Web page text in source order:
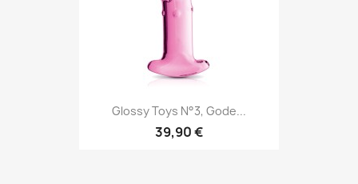
Glossy Toys N°3, Gode...
39,90 €